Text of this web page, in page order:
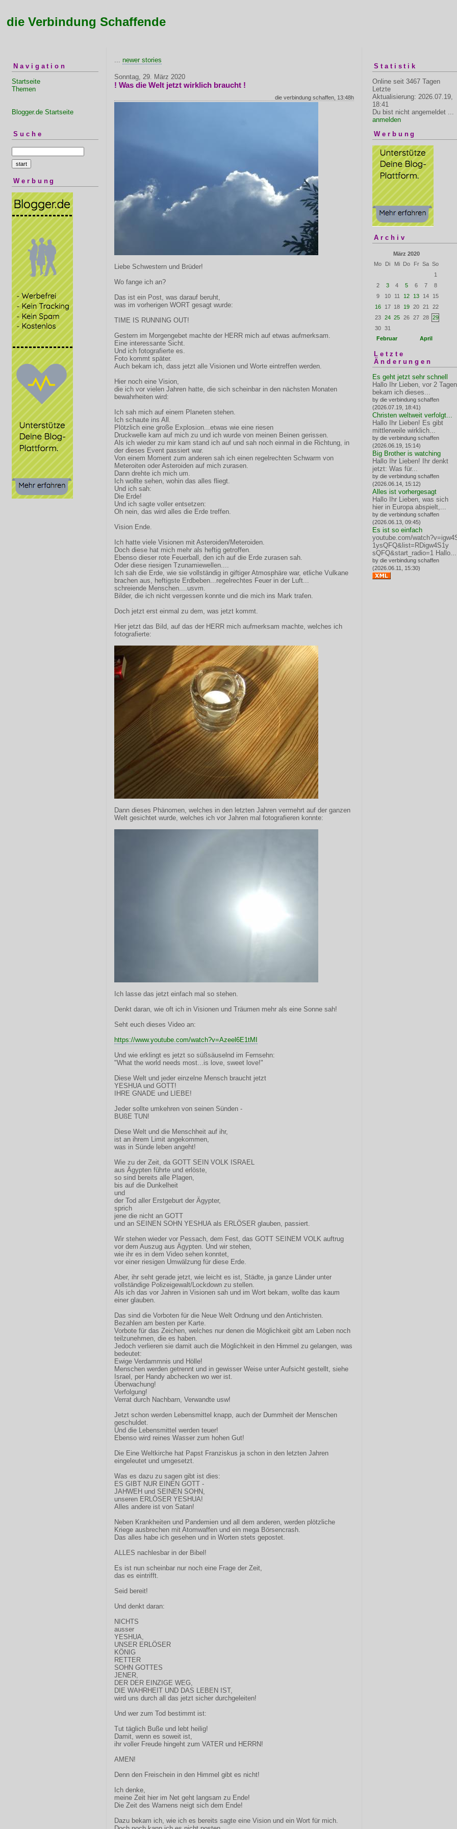
die Verbindung Schaffende
Navigation
Startseite
Themen
Blogger.de Startseite
Suche
Werbung
... newer stories
Sonntag, 29. März 2020
! Was die Welt jetzt wirklich braucht !
die verbindung schaffen, 13:48h
Liebe Schwestern und Brüder!
Wo fange ich an?
Das ist ein Post, was darauf beruht,
was im vorherigen WORT gesagt wurde:
TIME IS RUNNING OUT!
Gestern im Morgengebet machte der HERR mich auf etwas aufmerksam.
Eine interessante Sicht.
Und ich fotografierte es.
Foto kommt später.
Auch bekam ich, dass jetzt alle Visionen und Worte eintreffen werden.
Hier noch eine Vision,
die ich vor vielen Jahren hatte, die sich scheinbar in den nächsten Monaten
bewahrheiten wird:
Ich sah mich auf einem Planeten stehen.
Ich schaute ins All.
Plötzlich eine große Explosion...etwas wie eine riesen
Druckwelle kam auf mich zu und ich wurde von meinen Beinen gerissen.
Als ich wieder zu mir kam stand ich auf und sah noch einmal in die Richtung, in
der dieses Event passiert war.
Von einem Moment zum anderen sah ich einen regelrechten Schwarm von
Meteroiten oder Asteroiden auf mich zurasen.
Dann drehte ich mich um.
Ich wollte sehen, wohin das alles fliegt.
Und ich sah:
Die Erde!
Und ich sagte voller entsetzen:
Oh nein, das wird alles die Erde treffen.
Vision Ende.
Ich hatte viele Visionen mit Asteroiden/Meteroiden.
Doch diese hat mich mehr als heftig getroffen.
Ebenso dieser rote Feuerball, den ich auf die Erde zurasen sah.
Oder diese riesigen Tzunamiewellen....
Ich sah die Erde, wie sie vollständig in giftiger Atmosphäre war, etliche Vulkane
brachen aus, heftigste Erdbeben...regelrechtes Feuer in der Luft...
schreiende Menschen....usvm.
Bilder, die ich nicht vergessen konnte und die mich ins Mark trafen.
Doch jetzt erst einmal zu dem, was jetzt kommt.
Hier jetzt das Bild, auf das der HERR mich aufmerksam machte, welches ich
fotografierte:
Dann dieses Phänomen, welches in den letzten Jahren vermehrt auf der ganzen
Welt gesichtet wurde, welches ich vor Jahren mal fotografieren konnte:
Ich lasse das jetzt einfach mal so stehen.
Denkt daran, wie oft ich in Visionen und Träumen mehr als eine Sonne sah!
Seht euch dieses Video an:
https://www.youtube.com/watch?v=Azeel6E1tMI
Und wie erklingt es jetzt so süßsäuselnd im Fernsehn:
"What the world needs most...is love, sweet love!"
Diese Welt und jeder einzelne Mensch braucht jetzt
YESHUA und GOTT!
IHRE GNADE und LIEBE!
Jeder sollte umkehren von seinen Sünden -
BUßE TUN!
Diese Welt und die Menschheit auf ihr,
ist an ihrem Limit angekommen,
was in Sünde leben angeht!
Wie zu der Zeit, da GOTT SEIN VOLK ISRAEL
aus Ägypten führte und erlöste,
so sind bereits alle Plagen,
bis auf die Dunkelheit
und
der Tod aller Erstgeburt der Ägypter,
sprich
jene die nicht an GOTT
und an SEINEN SOHN YESHUA als ERLÖSER glauben, passiert.
Wir stehen wieder vor Pessach, dem Fest, das GOTT SEINEM VOLK auftrug
vor dem Auszug aus Ägypten. Und wir stehen,
wie ihr es in dem Video sehen konntet,
vor einer riesigen Umwälzung für diese Erde.
Aber, ihr seht gerade jetzt, wie leicht es ist, Städte, ja ganze Länder unter
vollständige Polizeigewalt/Lockdown zu stellen.
Als ich das vor Jahren in Visionen sah und im Wort bekam, wollte das kaum
einer glauben.
Das sind die Vorboten für die Neue Welt Ordnung und den Antichristen.
Bezahlen am besten per Karte.
Vorbote für das Zeichen, welches nur denen die Möglichkeit gibt am Leben noch
teilzunehmen, die es haben.
Jedoch verlieren sie damit auch die Möglichkeit in den Himmel zu gelangen, was
bedeutet:
Ewige Verdammnis und Hölle!
Menschen werden getrennt und in gewisser Weise unter Aufsicht gestellt, siehe
Israel, per Handy abchecken wo wer ist.
Überwachung!
Verfolgung!
Verrat durch Nachbarn, Verwandte usw!
Jetzt schon werden Lebensmittel knapp, auch der Dummheit der Menschen
geschuldet.
Und die Lebensmittel werden teuer!
Ebenso wird reines Wasser zum hohen Gut!
Die Eine Weltkirche hat Papst Franziskus ja schon in den letzten Jahren
eingeleutet und umgesetzt.
Was es dazu zu sagen gibt ist dies:
ES GIBT NUR EINEN GOTT -
JAHWEH und SEINEN SOHN,
unseren ERLÖSER YESHUA!
Alles andere ist von Satan!
Neben Krankheiten und Pandemien und all dem anderen, werden plötzliche
Kriege ausbrechen mit Atomwaffen und ein mega Börsencrash.
Das alles habe ich gesehen und in Worten stets gepostet.
ALLES nachlesbar in der Bibel!
Es ist nun scheinbar nur noch eine Frage der Zeit,
das es eintrifft.
Seid bereit!
Und denkt daran:
NICHTS
ausser
YESHUA,
UNSER ERLÖSER
KÖNIG
RETTER
SOHN GOTTES
JENER,
DER DER EINZIGE WEG,
DIE WAHRHEIT UND DAS LEBEN IST,
wird uns durch all das jetzt sicher durchgeleiten!
Und wer zum Tod bestimmt ist:
Tut täglich Buße und lebt heilig!
Damit, wenn es soweit ist,
ihr voller Freude hingeht zum VATER und HERRN!
AMEN!
Denn den Freischein in den Himmel gibt es nicht!
Ich denke,
meine Zeit hier im Net geht langsam zu Ende!
Die Zeit des Warnens neigt sich dem Ende!
Dazu bekam ich, wie ich es bereits sagte eine Vision und ein Wort für mich.
Statistik
Online seit 3467 Tagen
Letzte
Aktualisierung: 2026.07.19,
18:41
Du bist nicht angemeldet ...
anmelden
Werbung
Archiv
März 2020
Mo
Di Mi Do Fr Sa So
1
2
3 4 5 6 7
8
9
10 11 12 13 14
15
16
17 18 19 20 21
22
23
24 25 26 27 28
29
30
31
Februar
April
Letzte
Änderungen
Es geht jetzt sehr schnell
Hallo Ihr Lieben, vor 2 Tagen
bekam ich dieses...
by die verbindung schaffen
(2026.07.19, 18:41)
Christen weltweit verfolgt...
Hallo Ihr Lieben! Es gibt
mittlerweile wirklich...
by die verbindung schaffen
(2026.06.19, 15:14)
Big Brother is watching
Hallo Ihr Lieben! Ihr denkt
jetzt: Was für...
by die verbindung schaffen
(2026.06.14, 15:12)
Alles ist vorhergesagt
Hallo Ihr Lieben, was sich
hier in Europa abspielt,...
by die verbindung schaffen
(2026.06.13, 09:45)
Es ist so einfach
youtube.com/
1ysQFQ&list=RDigw4S1y
sQFQ&start_radio=1 Hallo...
by die verbindung schaffen
(2026.06.11, 15:30)